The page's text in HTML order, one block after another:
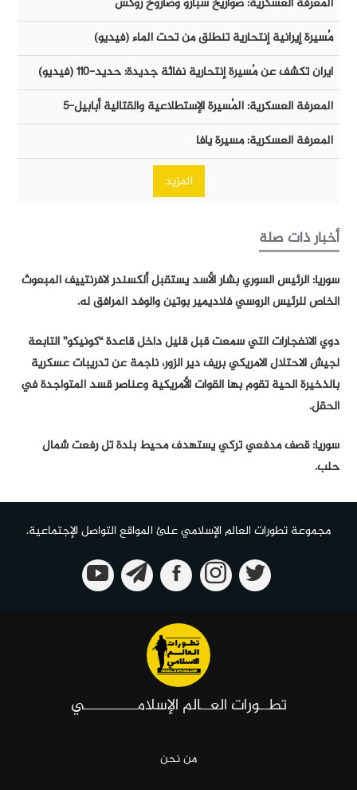
مُسيرة إيرانية إنتحارية تنطلق من تحت الماء (فيديو)
ايران تكشف عن مُسيرة إنتحارية نفاثة جديدة: حديد-١١٠ (فيديو)
المعرفة العسكرية: المُسيرة الإستطلاعية والقتالية أبابيل-٥
المعرفة العسكرية: مسيرة يافا
المزيد
أخبار ذات صلة
سوريا: الرئيس السوري بشار الأسد يستقبل ألكسندر لافرنتييف المبعوث
الخاص للرئيس الروسي فلاديمير بوتين والوفد المرافق له.
دوي الانفجارات التي سمعت قبل قليل داخل قاعدة “كونيكو” التابعة
لجيش الاحتلال الامريكي بريف دير الزور، ناجمة عن تدريبات عسكرية
بالذخيرة الحية تقوم بها القوات الأمريكية وعناصر قسد المتواجدة في
الحقل.
سوريا: قصف مدفعي تركي يستهدف محيط بلدة تل رفعت شمال
حلب.
مجموعة تطورات العالم الإسلامي علئ المواقع التواصل الإجتماعية.
تطــورات العــالم الإسلامـــــــــــي
من نحن